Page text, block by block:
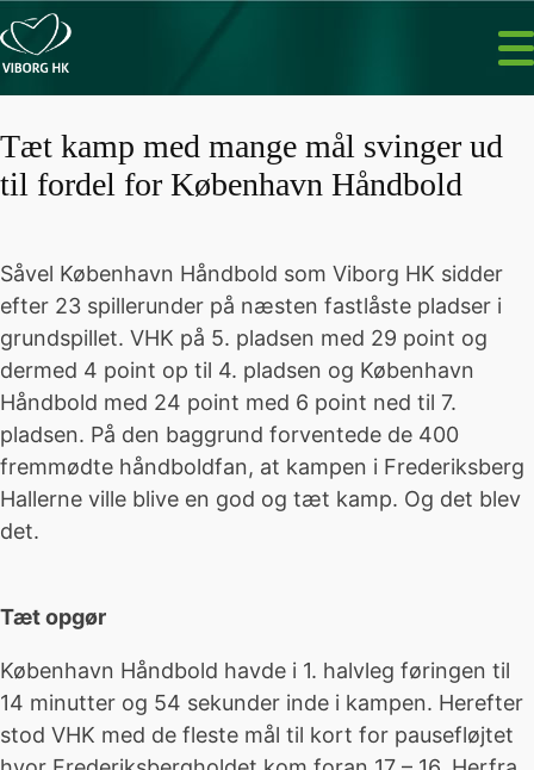
Tæt kamp med mange mål svinger ud
til fordel for København Håndbold
Såvel København Håndbold som Viborg HK sidder
efter 23 spillerunder på næsten fastlåste pladser i
grundspillet. VHK på 5. pladsen med 29 point og
dermed 4 point op til 4. pladsen og København
Håndbold med 24 point med 6 point ned til 7.
pladsen. På den baggrund forventede de 400
fremmødte håndboldfan, at kampen i Frederiksberg
Hallerne ville blive en god og tæt kamp. Og det blev
det.
Tæt opgør
København Håndbold havde i 1. halvleg føringen til
14 minutter og 54 sekunder inde i kampen. Herefter
stod VHK med de fleste mål til kort for pausefløjtet